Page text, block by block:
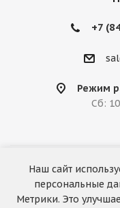
+7
Режим
Сб:
2026 ©
Наш сайт
персональные
Метрики. Это